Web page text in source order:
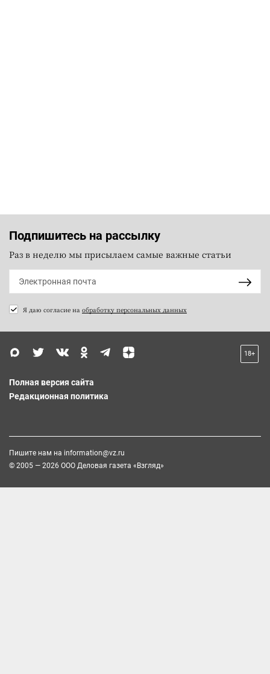
Подпишитесь на рассылку
Раз в неделю мы присылаем самые важные статьи
Я даю согласие на обработку персональных данных
18+
Полная версия сайта
Редакционная политика
Пишите нам на information@vz.ru
© 2005 — 2026 ООО Деловая газета «Взгляд»